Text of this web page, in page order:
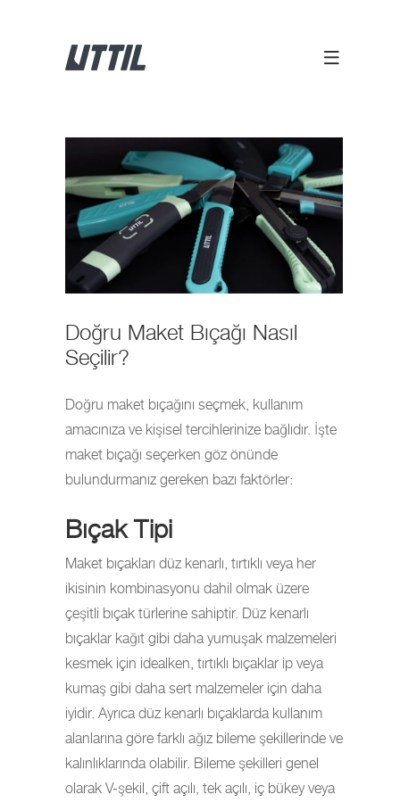
Doğru Maket Bıçağı Nasıl
Seçilir?
Doğru maket bıçağını seçmek, kullanım
amacınıza ve kişisel tercihlerinize bağlıdır. İşte
maket bıçağı seçerken göz önünde
bulundurmanız gereken bazı faktörler:
Bıçak Tipi
Maket bıçakları düz kenarlı, tırtıklı veya her
ikisinin kombinasyonu dahil olmak üzere
çeşitli bıçak türlerine sahiptir. Düz kenarlı
bıçaklar kağıt gibi daha yumuşak malzemeleri
kesmek için idealken, tırtıklı bıçaklar ip veya
kumaş gibi daha sert malzemeler için daha
iyidir. Ayrıca düz kenarlı bıçaklarda kullanım
alanlarına göre farklı ağız bileme şekillerinde ve
kalınlıklarında olabilir. Bileme şekilleri genel
olarak V-şekil, çift açılı, tek açılı, iç bükey veya